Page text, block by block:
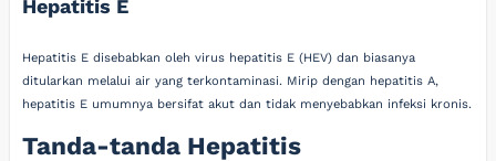
Hepatitis E
Hepatitis E disebabkan oleh virus hepatitis E (HEV) dan biasanya
ditularkan melalui air yang terkontaminasi. Mirip dengan hepatitis A,
hepatitis E umumnya bersifat akut dan tidak menyebabkan infeksi kronis.
Tanda-tanda Hepatitis